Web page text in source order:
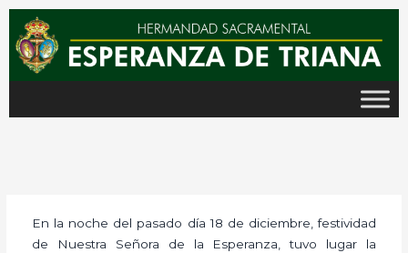
contenido
En la noche del pasado día 18 de diciembre, festividad
de Nuestra Señora de la Esperanza, tuvo lugar la